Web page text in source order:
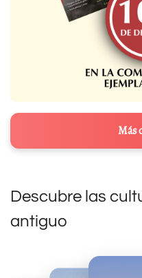
Más
Descubre las
antiguo